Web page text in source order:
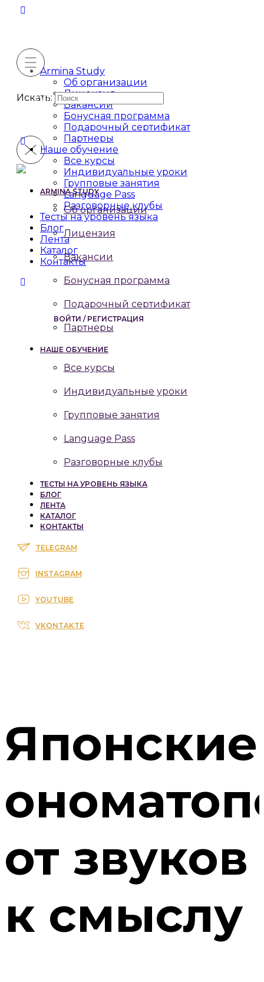
Armina Study
Об организации
Лицензия
Вакансии
Бонусная программа
Подарочный сертификат
Партнеры
Наше обучение
Все курсы
Индивидуальные уроки
Групповые занятия
Language Pass
Разговорные клубы
Тесты на уровень языка
Блог
Лента
Каталог
Контакты
ВОЙТИ / РЕГИСТРАЦИЯ
Искать:
ARMINA STUDY
Об организации
Лицензия
Вакансии
Бонусная программа
Подарочный сертификат
Партнеры
НАШЕ ОБУЧЕНИЕ
Все курсы
Индивидуальные уроки
Групповые занятия
Language Pass
Разговорные клубы
ТЕСТЫ НА УРОВЕНЬ ЯЗЫКА
БЛОГ
ЛЕНТА
КАТАЛОГ
КОНТАКТЫ
TELEGRAM
INSTAGRAM
YOUTUBE
VKONTAKTE
Японские
от звуков
к смыслу